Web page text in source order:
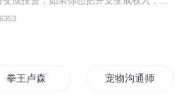
6353
拳王卢森 宠物沟通师